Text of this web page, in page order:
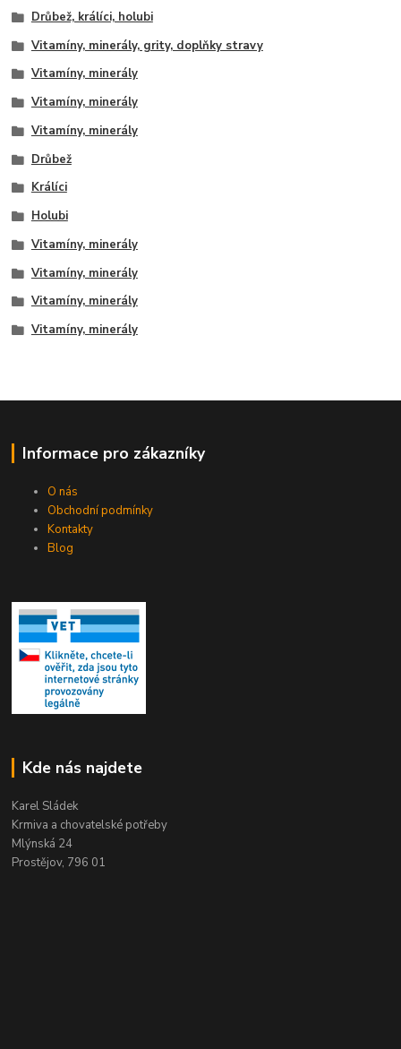
Drůbež, králíci, holubi
Vitamíny, minerály, grity, doplňky stravy
Vitamíny, minerály
Vitamíny, minerály
Vitamíny, minerály
Drůbež
Králíci
Holubi
Vitamíny, minerály
Vitamíny, minerály
Vitamíny, minerály
Vitamíny, minerály
Informace pro zákazníky
O nás
Obchodní podmínky
Kontakty
Blog
Kde nás najdete
Karel Sládek
Krmiva a chovatelské potřeby
Mlýnská 24
Prostějov, 796 01